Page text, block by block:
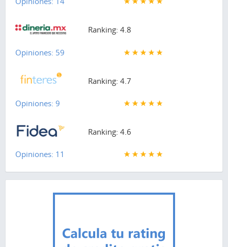
Ranking: 4.8
Opiniones: 59
Ranking: 4.7
Opiniones: 9
Ranking: 4.6
Opiniones: 11